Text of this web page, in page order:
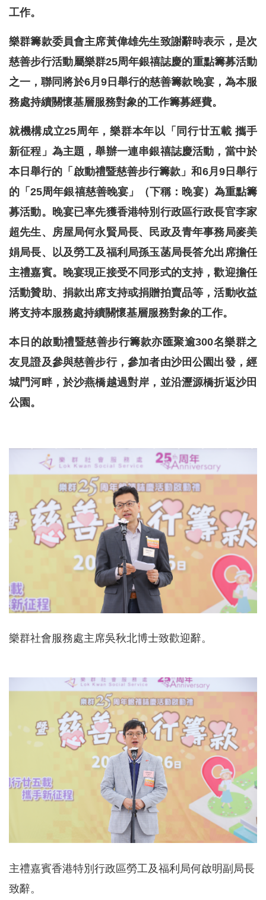
工作。
樂群籌款委員會主席黃偉雄先生致謝辭時表示，是次
慈善步行活動屬樂群25周年銀禧誌慶的重點籌募活動
之一，聯同將於6月9日舉行的慈善籌款晚宴，為本服
務處持續關懷基層服務對象的工作籌募經費。
就機構成立25周年，樂群本年以「同行廿五載 攜手
新征程」為主題，舉辦一連串銀禧誌慶活動，當中於
本日舉行的「啟動禮暨慈善步行籌款」和6月9日舉行
的「25周年銀禧慈善晚宴」（下稱：晚宴）為重點籌
募活動。晚宴已率先獲香港特別行政區行政長官李家
超先生、房屋局何永賢局長、民政及青年事務局麥美
娟局長、以及勞工及福利局孫玉菡局長答允出席擔任
主禮嘉賓。晚宴現正接受不同形式的支持，歡迎擔任
活動贊助、捐款出席支持或捐贈拍賣品等，活動收益
將支持本服務處持續關懷基層服務對象的工作。
本日的啟動禮暨慈善步行籌款亦匯聚逾300名樂群之
友見證及參與慈善步行，參加者由沙田公園出發，經
城門河畔，於沙燕橋越過對岸，並沿瀝源橋折返沙田
公園。
樂群社會服務處主席吳秋北博士致歡迎辭。
主禮嘉賓香港特別行政區勞工及福利局何啟明副局長
致辭。